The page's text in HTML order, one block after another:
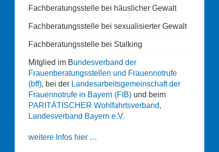
Fachberatungsstelle bei häuslicher Gewalt
Fachberatungsstelle bei sexualisierter Gewalt
Fachberatungsstelle bei Stalking
Mitglied im Bundesverband der
Frauenberatungsstellen und Frauennotrufe
(bff), bei der Landesarbeitsgemeinschaft der
Frauennotrufe in Bayern (FIB) und beim
PARITÄTISCHER Wohlfahrtsverband,
Landesverband Bayern e.V.
weitere Infos hier …